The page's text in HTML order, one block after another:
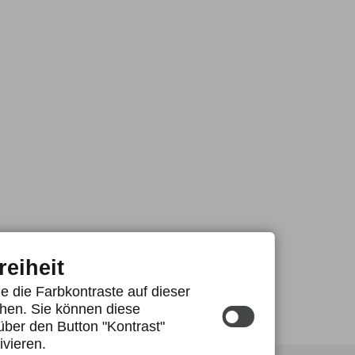
die Farbkontraste auf dieser
Sie können diese
den Button "Kontrast"